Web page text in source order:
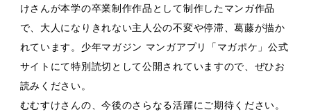
けさんが本学の卒業制作作品として制作したマンガ作品
で、大人になりきれない主人公の不変や停滞、葛藤が描か
れています。少年マガジン マンガアプリ「マガポケ」公式
サイトにて特別読切として公開されていますので、ぜひお
読みください。
むむすけさんの、今後のさらなる活躍にご期待ください。